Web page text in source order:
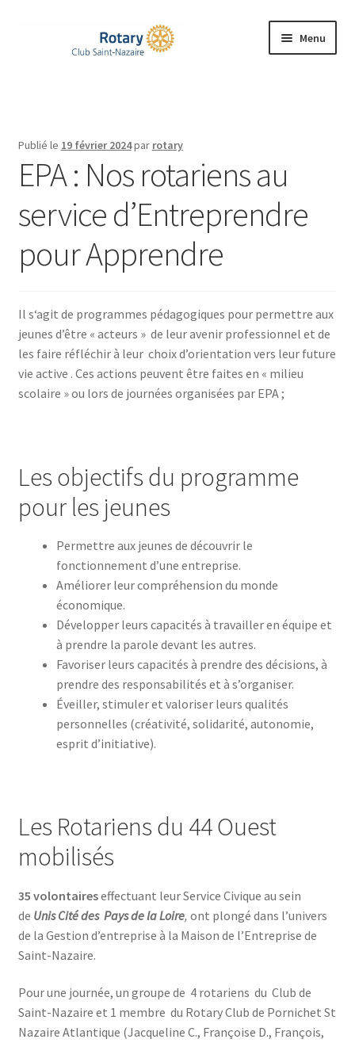
Menu
Notre Club
Nos Actions
Rejoignez-nous
Publié le 19 février 2024par rotary
EPA : Nos rotariens au
service d’Entreprendre
pour Apprendre
Il s‘agit de programmes pédagogiques pour permettre aux
jeunes d’être « acteurs » de leur avenir professionnel et de
les faire réfléchir à leur choix d’orientation vers leur future
vie active . Ces actions peuvent être faites en « milieu
scolaire » ou lors de journées organisées par EPA ;
Les objectifs du programme
pour les jeunes
Permettre aux jeunes de découvrir le
fonctionnement d’une entreprise.
Améliorer leur compréhension du monde
économique.
Développer leurs capacités à travailler en équipe et
à prendre la parole devant les autres.
Favoriser leurs capacités à prendre des décisions, à
prendre des responsabilités et à s’organiser.
Éveiller, stimuler et valoriser leurs qualités
personnelles (créativité, solidarité, autonomie,
esprit d’initiative).
Les Rotariens du 44 Ouest
mobilisés
35 volontaireseffectuant leur Service Civique au sein
de Unis Cité des Pays de la Loire, ont plongé dans l’univers
de la Gestion d’entreprise à la Maison de l’Entreprise de
Saint-Nazaire.
Pour une journée, un groupe de 4 rotariens du Club de
Saint-Nazaire et 1 membre du Rotary Club de Pornichet St
Nazaire Atlantique (Jacqueline C., Françoise D., François,